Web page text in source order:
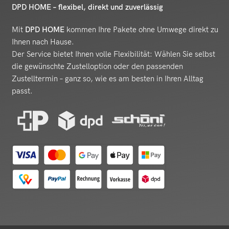
DPD HOME – flexibel, direkt und zuverlässig
Mit DPD HOME kommen Ihre Pakete ohne Umwege direkt zu
Ihnen nach Hause.
Der Service bietet Ihnen volle Flexibilität: Wählen Sie selbst
die gewünschte Zustelloption oder den passenden
Zustelltermin – ganz so, wie es am besten in Ihren Alltag
passt.